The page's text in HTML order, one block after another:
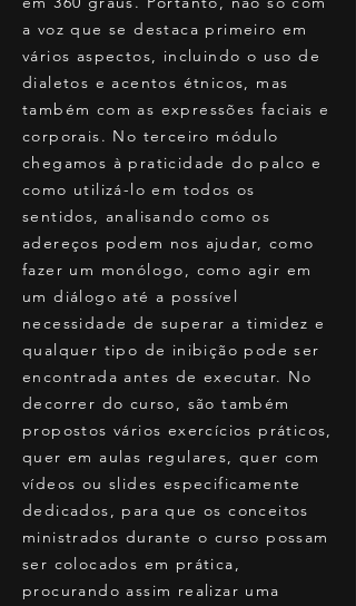
a voz que se destaca primeiro em
vários aspectos, incluindo o uso de
dialetos e acentos étnicos, mas
também com as expressões faciais e
corporais. No terceiro módulo
chegamos à praticidade do palco e
como utilizá-lo em todos os
sentidos, analisando como os
adereços podem nos ajudar, como
fazer um monólogo, como agir em
um diálogo até a possível
necessidade de superar a timidez e
qualquer tipo de inibição pode ser
encontrada antes de executar. No
decorrer do curso, são também
propostos vários exercícios práticos,
quer em aulas regulares, quer com
vídeos ou slides especificamente
dedicados, para que os conceitos
ministrados durante o curso possam
ser colocados em prática,
procurando assim realizar uma